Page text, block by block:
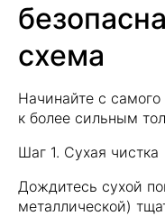
схема
Начинайте с
к более сильным
Шаг 1. Сухая чистка
Дождитесь сухой
металлической)